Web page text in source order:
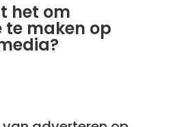
het om
te maken op